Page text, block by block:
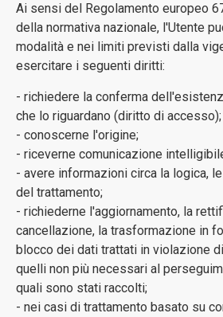
Ai sensi del Regolamento europeo
della normativa nazionale, l'Utente
modalità e nei limiti previsti dalla
esercitare i seguenti diritti:
- richiedere la conferma
che lo riguardano (diritto di accesso);
- conoscerne l'origine;
- riceverne comunicazione
- avere informazioni circa la logica,
del trattamento;
- richiederne l'aggiornamento, la
cancellazione, la trasformazione in
blocco dei dati trattati in violazione
quelli non più necessari al
quali sono stati raccolti;
- nei casi di trattamento basato su